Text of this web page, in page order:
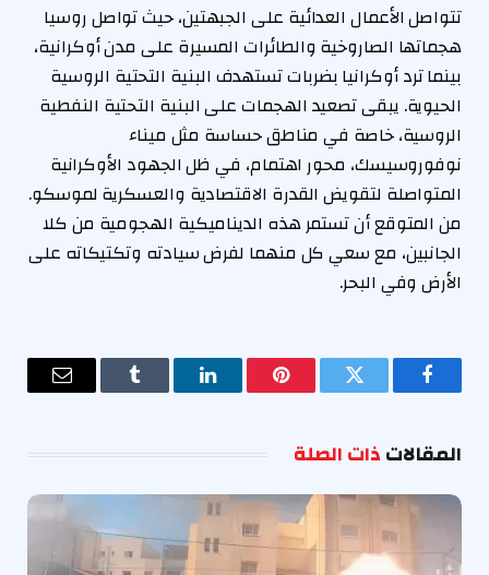
تتواصل الأعمال العدائية على الجبهتين، حيث تواصل روسيا
هجماتها الصاروخية والطائرات المسيرة على مدن أوكرانية،
بينما ترد أوكرانيا بضربات تستهدف البنية التحتية الروسية
الحيوية. يبقى تصعيد الهجمات على البنية التحتية النفطية
الروسية، خاصة في مناطق حساسة مثل ميناء
نوفوروسيسك، محور اهتمام، في ظل الجهود الأوكرانية
المتواصلة لتقويض القدرة الاقتصادية والعسكرية لموسكو.
من المتوقع أن تستمر هذه الديناميكية الهجومية من كلا
الجانبين، مع سعي كل منهما لفرض سيادته وتكتيكاته على
الأرض وفي البحر.
فيسبوك تويتر بينتيريستلينكدإن Tumblr
البريد
المقالاتذات الصلة